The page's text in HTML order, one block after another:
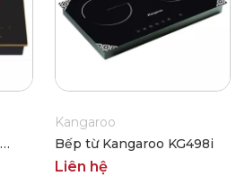
Kangaroo
Bếp từ Kangaroo KG498i
Liên hệ